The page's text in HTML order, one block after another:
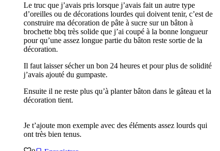
Le truc que j’avais pris lorsque j’avais fait un autre type
d’oreilles ou de décorations lourdes qui doivent tenir, c’est de
construire ma décoration de pâte à sucre sur un bâton à
brochette bbq très solide que j’ai coupé à la bonne longueur
pour qu’une assez longue partie du bâton reste sortie de la
décoration.
Il faut laisser sécher un bon 24 heures et pour plus de solidité
j’avais ajouté du gumpaste.
Ensuite il ne reste plus qu’à planter bâton dans le gâteau et la
décoration tient.
Je t’ajoute mon exemple avec des éléments assez lourds qui
ont très bien tenus.